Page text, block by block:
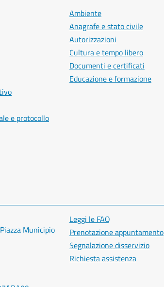
e protocollo
Ambiente
Anagrafe e stato civile
Autorizzazioni
Cultura e tempo libero
Documenti e certificati
Educazione e formazione
Municipio
Leggi le FAQ
Prenotazione appuntamento
Segnalazione disservizio
Richiesta assistenza